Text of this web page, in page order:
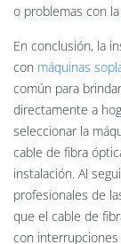
o problemas con
En conclusión, la
con máquinas
común para
directamente a
seleccionar la
cable de fibra
instalación. Al
profesionales de
que el cable de
con